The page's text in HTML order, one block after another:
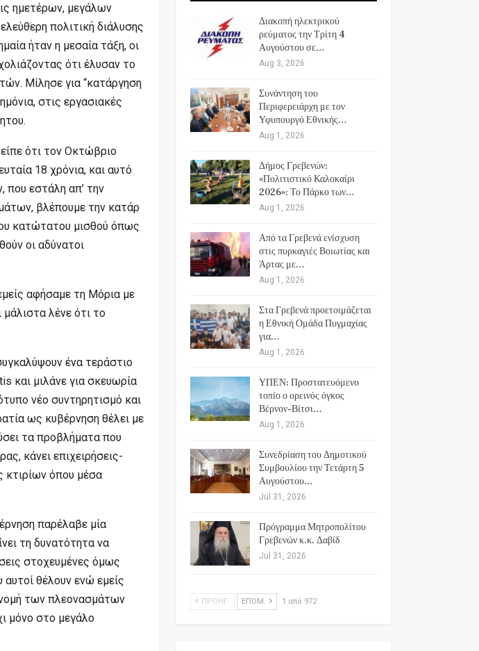
ημετέρων, μεγάλων
πολιτική διάλυσης
ήταν η μεσαία τάξη, οι
ότι έλυσαν το
Μίλησε για “κατάργηση
στις εργασιακές
ότι τον Οκτώβριο
18 χρόνια, και αυτό
εστάλη απ’ την
βλέπουμε την κατάρ
κατώτατου μισθού όπως
οι αδύνατοι
αφήσαμε τη Μόρια με
λένε ότι το
ένα τεράστιο
και μιλάνε για σκευωρία
νέο συντηρητισμό και
ως κυβέρνηση θέλει με
τα προβλήματα που
κάνει επιχειρήσεις-
κτιρίων όπου μέσα
παρέλαβε μία
τη δυνατότητα να
στοχευμένες όμως
θέλουν ενώ εμείς
των πλεονασμάτων
μόνο στο μεγάλο
Διακοπή ηλεκτρικού
ρεύματος την Τρίτη 4
Αυγούστου σε…
Aug 3, 2026
Συνάντηση του
Περιφερειάρχη με τον
Υφυπουργό Εθνικής…
Aug 1, 2026
Δήμος Γρεβενών:
«Πολιτιστικό Καλοκαίρι
2026»: Το Πάρκο των…
Aug 1, 2026
Από τα Γρεβενά ενίσχυση
στις πυρκαγιές Βοιωτίας και
Άρτας με…
Aug 1, 2026
Στα Γρεβενά προετοιμάζεται
η Εθνική Ομάδα Πυγμαχίας
για…
Aug 1, 2026
ΥΠΕΝ: Προστατευόμενο
τοπίο ο ορεινός όγκος
Βέρνον-Βίτσι…
Aug 1, 2026
Συνεδρίαση του Δημοτικού
Συμβουλίου την Τετάρτη 5
Αυγούστου…
Jul 31, 2026
Πρόγραμμα Μητροπολίτου
Γρεβενών κ.κ. Δαβίδ
Jul 31, 2026
ΠΡΟΗΓ. ΕΠΌΜ. 1 από 972